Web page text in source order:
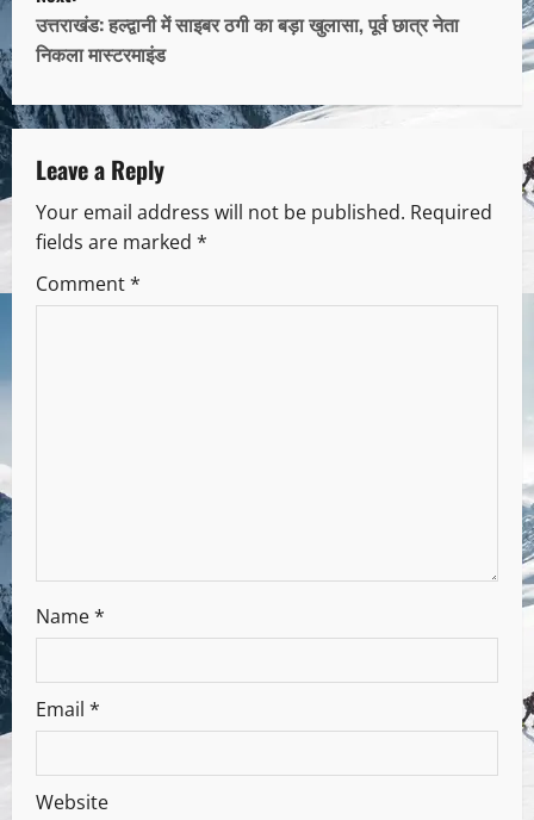
उत्तराखंड: हल्द्वानी में साइबर ठगी का बड़ा खुलासा, पूर्व छात्र नेता
निकला मास्टरमाइंड
Leave a Reply
Your email address will not be published. Required
fields are marked *
Comment*
Name*
Email *
Website